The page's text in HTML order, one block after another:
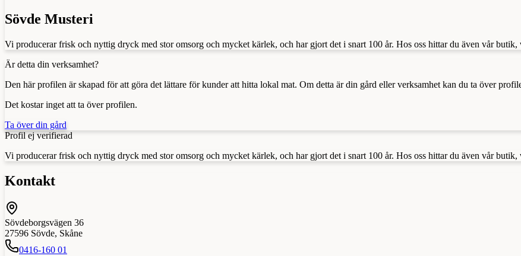
Sövde Musteri
Vi producerar frisk och nyttig dryck med stor omsorg och mycket kärlek, och har gjort det i snart 100 år. Hos oss hittar du även vår
Är detta din verksamhet?
Den här profilen är skapad för att göra det lättare för kunder att hitta lokal mat. Om detta är din gård eller verksamhet kan du ta över
Det kostar inget att ta över profilen.
Ta över din gård
Profil ej verifierad
Vi producerar frisk och nyttig dryck med stor omsorg och mycket kärlek, och har gjort det i snart 100 år. Hos oss hittar du även vår
Kontakt
Sövdeborgsvägen 36
27596 Sövde, Skåne
0416-160 01